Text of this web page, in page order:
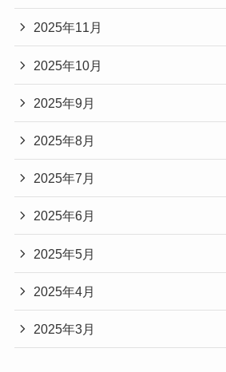
2025年11月
2025年10月
2025年9月
2025年8月
2025年7月
2025年6月
2025年5月
2025年4月
2025年3月